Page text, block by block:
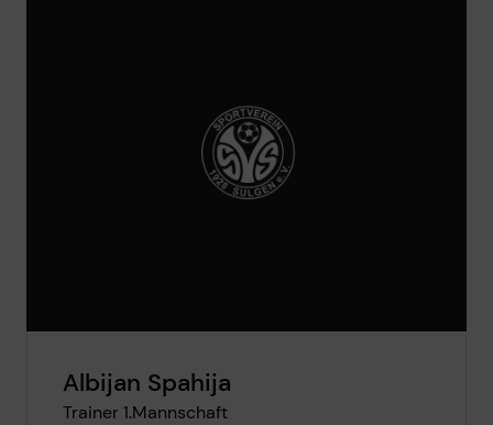
Albijan Spahija
Trainer 1.Mannschaft